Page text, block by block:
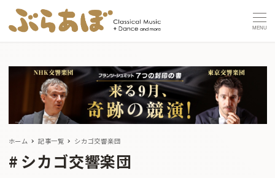
MENU
ホーム 記事一覧 シカゴ交響楽団
シカゴ交響楽団